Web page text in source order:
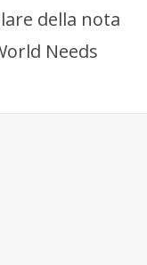
della nota
Needs